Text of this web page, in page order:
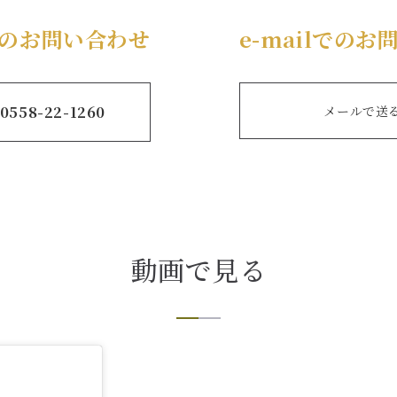
お問い合わせ
22-1260
e-mailでのお
メールで送る
動画で見る